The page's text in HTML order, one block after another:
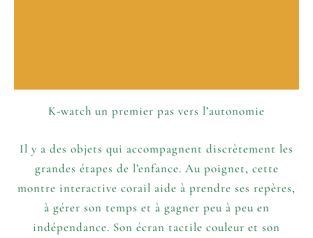
K-watch un premier pas vers l’autonomie
Il y a des objets qui accompagnent discrètement les
grandes étapes de l’enfance. Au poignet, cette
montre interactive corail aide à prendre ses repères,
à gérer son temps et à gagner peu à peu en
indépendance. Son écran tactile couleur et son